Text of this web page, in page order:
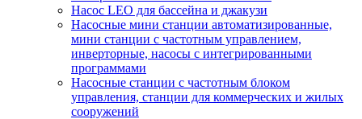
Насос LEO для бассейна и джакузи
Насосные мини станции автоматизированные,
мини станции с частотным управлением,
инверторные, насосы с интегрированными
программами
Насосные станции с частотным блоком
управления, станции для коммерческих и жилых
сооружений